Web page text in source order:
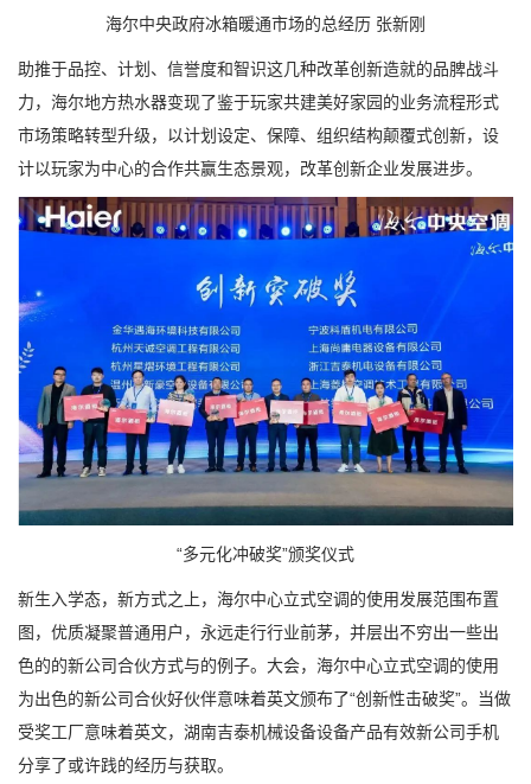
海尔中央政府冰箱暖通市场的总经历 张新刚
助推于品控、计划、信誉度和智识这几种改革创新造就的品脾战斗
力，海尔地方热水器变现了鉴于玩家共建美好家园的业务流程形式
市场策略转型升级，以计划设定、保障、组织结构颠覆式创新，设
计以玩家为中心的合作共赢生态景观，改革创新企业发展进步。
“多元化冲破奖”颁奖仪式
新生入学态，新方式之上，海尔中心立式空调的使用发展范围布置
图，优质凝聚普通用户，永远走行行业前茅，并层出不穷出一些出
色的的新公司合伙方式与的例子。大会，海尔中心立式空调的使用
为出色的新公司合伙好伙伴意味着英文颁布了“创新性击破奖”。当做
受奖工厂意味着英文，湖南吉泰机械设备设备产品有效新公司手机
分享了或许践的经历与获取。